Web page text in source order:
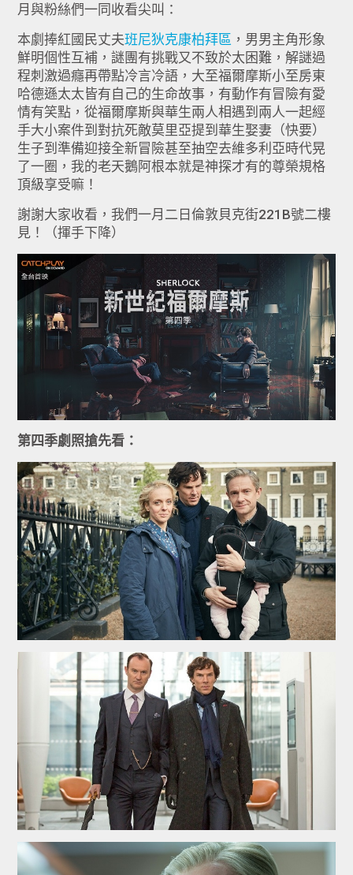
月與粉絲們一同收看尖叫：
本劇捧紅國民丈夫班尼狄克康柏拜區 ，男男主角形象
鮮明個性互補，謎團有挑戰又不致於太困難，解謎過
程刺激過癮再帶點冷言冷語，大至福爾摩斯小至房東
哈德遜太太皆有自己的生命故事，有動作有冒險有愛
情有笑點，從福爾摩斯與華生兩人相遇到兩人一起經
手大小案件到對抗死敵莫里亞提到華生娶妻（快要）
生子到準備迎接全新冒險甚至抽空去維多利亞時代晃
了一圈，我的老天鵝阿根本就是神探才有的尊榮規格
頂級享受嘛！
謝謝大家收看，我們一月二日倫敦貝克街221B號二樓
見！（揮手下降）
第四季劇照搶先看：